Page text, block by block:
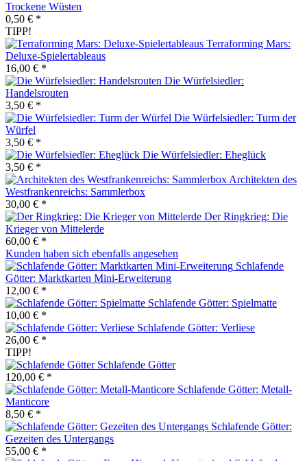
Trockene Wüsten
0,50 € *
TIPP!
Terraforming Mars:
Deluxe-Spielertableaus
16,00 € *
Die Würfelsiedler:
Handelsrouten
3,50 € *
Die Würfelsiedler: Turm der
Würfel
3,50 € *
Die Würfelsiedler: Eheglück
3,50 € *
Architekten des
Westfrankenreichs: Sammlerbox
30,00 € *
Der Ringkrieg: Die
Krieger von Mittelerde
60,00 € *
Kunden haben sich ebenfalls angesehen
Schlafende
Götter: Marktkarten Mini-Erweiterung
12,00 € *
Schlafende Götter: Spielmatte
10,00 € *
Schlafende Götter: Verliese
26,00 € *
TIPP!
Schlafende Götter
120,00 € *
Schlafende Götter: Metall-
Manticore
8,50 € *
Schlafende Götter:
Gezeiten des Untergangs
55,00 € *